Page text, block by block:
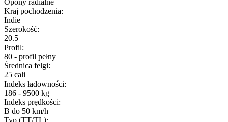
Kraj pochodzenia:
Indie
Szerokość:
20.5
Profil:
80 - profil pełny
Średnica felgi:
25 cali
Indeks ładowności:
186 - 9500 kg
Indeks prędkości:
B do 50 km/h
Typ (TT/TL):